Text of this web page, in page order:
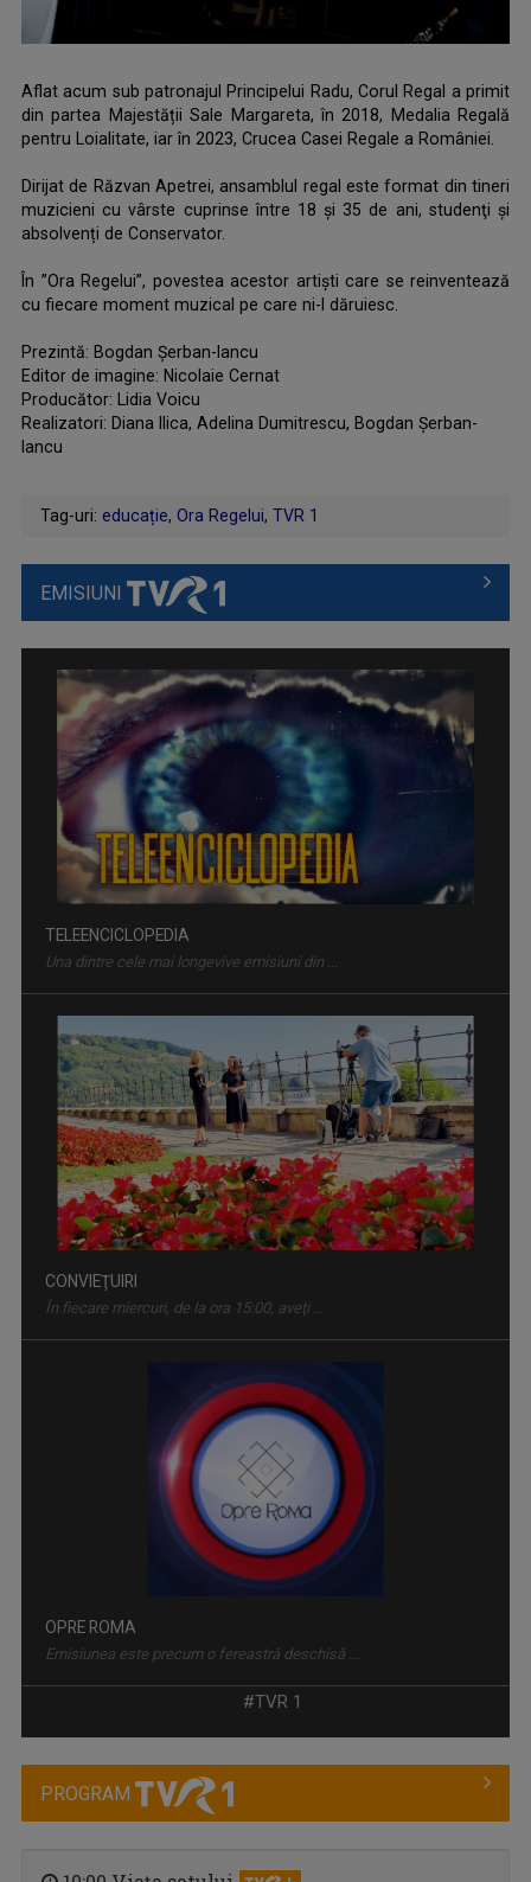
Aflat acum sub patronajul Principelui Radu, Corul Regal a primit
din partea Majestății Sale Margareta, în 2018, Medalia Regală
pentru Loialitate, iar în 2023, Crucea Casei Regale a României.
Dirijat de Răzvan Apetrei, ansamblul regal este format din tineri
muzicieni cu vârste cuprinse între 18 şi 35 de ani, studenţi și
absolvenți de Conservator.
În ”Ora Regelui”, povestea acestor artiști care se reinventează
cu fiecare moment muzical pe care ni-l dăruiesc.
Prezintă: Bogdan Șerban-Iancu
Editor de imagine: Nicolaie Cernat
Producător: Lidia Voicu
Realizatori: Diana Ilica, Adelina Dumitrescu, Bogdan Șerban-
Iancu
Tag-uri: educație, Ora Regelui, TVR 1
EMISIUNI
TELEENCICLOPEDIA
Una dintre cele mai longevive emisiuni din ...
CONVIEŢUIRI
În fiecare miercuri, de la ora 15:00, aveţi ...
OPRE ROMA
Emisiunea este precum o fereastră deschisă ...
#TVR 1
PROGRAM